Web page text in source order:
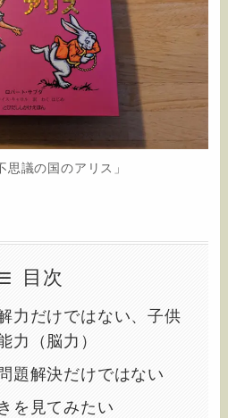
思議の国のアリス」
目次
力だけではない、子供
力（脳力）
題解決だけではない
を見てみたい